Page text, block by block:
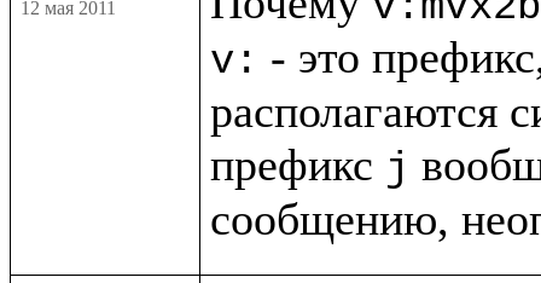
12 мая 2011
v: - это
располагаются
префикс j
сообщению,